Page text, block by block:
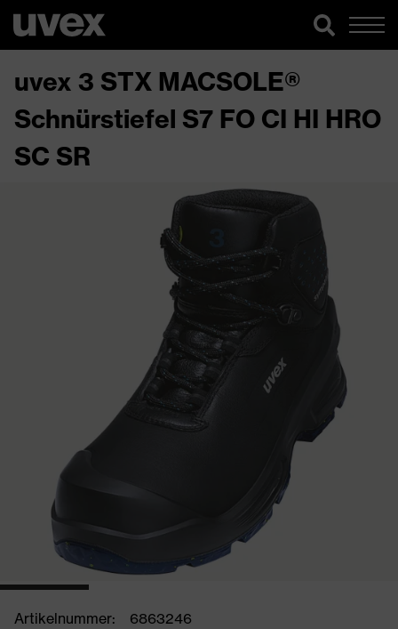
uvex 3 STX MACSOLE®
Schnürstiefel S7 FO CI HI HRO
SC SR
Artikelnummer:
6863246